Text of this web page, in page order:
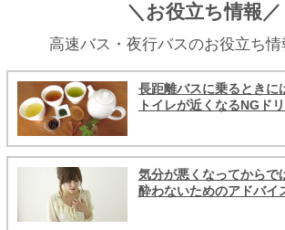
＼お役立ち情報／
高速バス・夜行バスのお役立ち情
長距離バスに乗るときに
トイレが近くなるNGド
気分が悪くなってからで
酔わないためのアドバイ